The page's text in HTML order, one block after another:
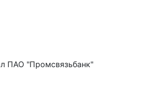
ПАО "Промсвязьбанк"